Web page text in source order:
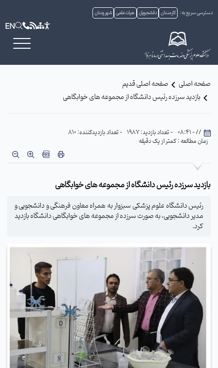
دسترسی سریع به: کارمندان دانشجویان هیات علمی شهروندان
EN
صفحه اصلی
صفحه اصلی قدیم
بازدید سرزده رئیس دانشگاه از مجموعه های خوابگاهی
// - 08:41 - تعداد بازدید: 1987
- تعداد بازدیدکننده: 810
زمان مطالعه : کمتر از یک دقیقه
بازدید سرزده رئیس دانشگاه از مجموعه های خوابگاهی
رئیس دانشگاه علوم پزشکی سبزوار به همراه معاون فرهنگی و دانشجویی و
مدیر دانشجویی، به صورت سرزده از مجموعه های خوابگاهی دانشگاه بازدید
کرد.